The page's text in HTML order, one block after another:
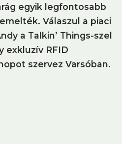
egyik legfontosabb
Válaszul a piaci
a Talkin’ Things-szel
exkluzív RFID
szervez Varsóban.